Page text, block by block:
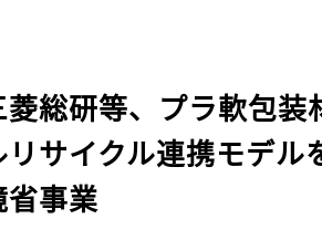
菱総研等、プラ軟包装
サイクル連携モデル
事業